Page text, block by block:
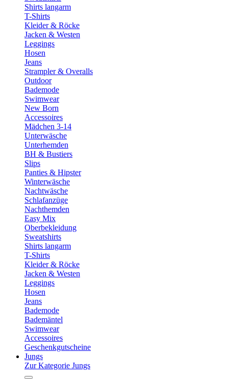
Shirts langarm
T-Shirts
Kleider & Röcke
Jacken & Westen
Leggings
Hosen
Jeans
Strampler & Overalls
Outdoor
Bademode
Swimwear
New Born
Accessoires
Mädchen 3-14
Unterwäsche
Unterhemden
BH & Bustiers
Slips
Panties & Hipster
Winterwäsche
Nachtwäsche
Schlafanzüge
Nachthemden
Easy Mix
Oberbekleidung
Sweatshirts
Shirts langarm
T-Shirts
Kleider & Röcke
Jacken & Westen
Leggings
Hosen
Jeans
Bademode
Bademäntel
Swimwear
Accessoires
Geschenkgutscheine
Jungs
Zur Kategorie Jungs